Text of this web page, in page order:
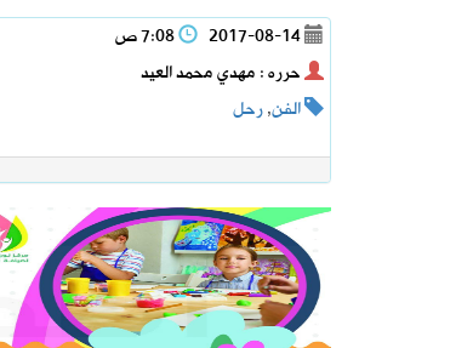
2017-08-14
حرره : مهدي محمد العيد
الفن,رحل